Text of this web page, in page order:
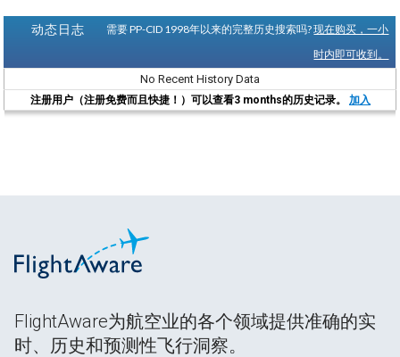
动态日志 需要 PP-CID 1998年以来的完整历史搜索吗?现在购买，一小
时内即可收到。
No Recent History Data
注册用户（注册免费而且快捷！）可以查看3 months的历史记录。 加入
FlightAware为航空业的各个领域提供准确的实
时、历史和预测性飞行洞察。